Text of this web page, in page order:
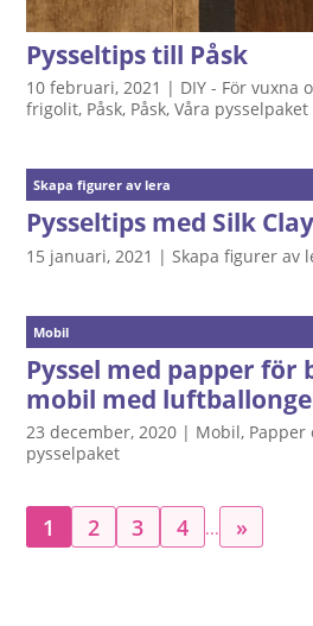
Pysseltips till Påsk
10 februari, 2021 | DIY - För vuxna
frigolit, Påsk, Påsk,Våra pysselpaket
Skapa figurer av lera
Pysseltips med Silk
15 januari, 2021 | Skapa figurer av
Mobil
Pyssel med papper för
mobil med
23 december, 2020 | Mobil, Papper
pysselpaket
1 2 3 4 ... »